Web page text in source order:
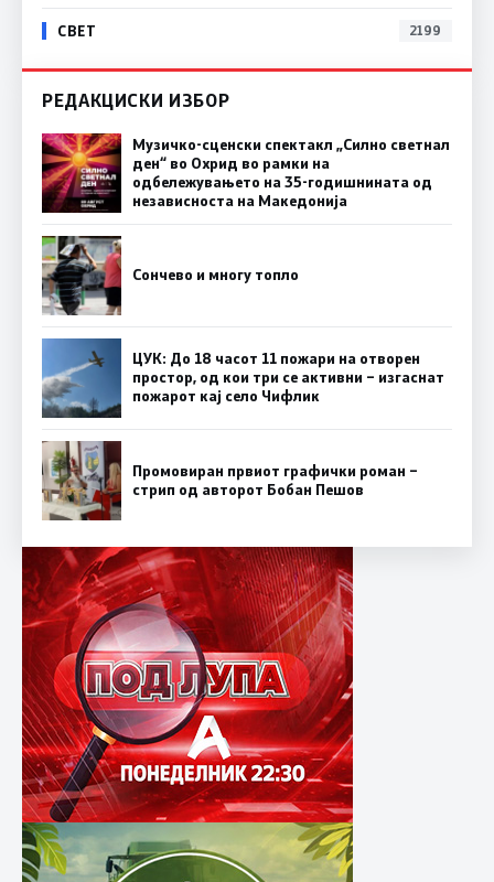
СВЕТ 2199
РЕДАКЦИСКИ ИЗБОР
Музичко-сценски спектакл „Силно светнал
ден“ во Охрид во рамки на
одбележувањето на 35-годишнината од
независноста на Македонија
Сончево и многу топло
ЦУК: До 18 часот 11 пожари на отворен
простор, од кои три се активни – изгаснат
пожарот кај село Чифлик
Промовиран првиот графички роман –
стрип од авторот Бобан Пешов